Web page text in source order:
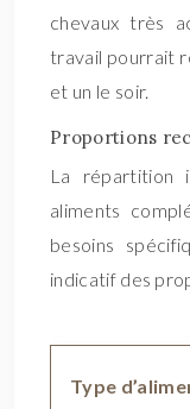
chevaux très
travail pourrait
et un le soir.
Proportions
La répartition
aliments
besoins
indicatif des
Type